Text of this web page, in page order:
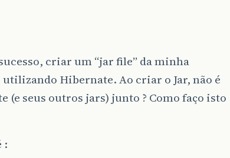
criar um “jar file” da minha
Hibernate. Ao criar o Jar, não é
(e seus outros jars) junto ? Como faço isto
: